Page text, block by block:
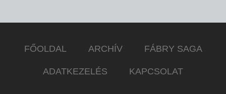
FŐOLDAL ARCHÍV FÁBRY SAGA
ADATKEZELÉS KAPCSOLAT